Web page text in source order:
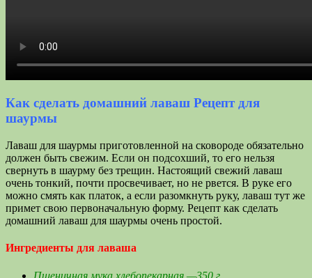
Как сделать домашний лаваш Рецепт для
шаурмы
Лаваш для шаурмы приготовленной на сковороде обязательно
должен быть свежим. Если он подсохший, то его нельзя
свернуть в шаурму без трещин. Настоящий свежий лаваш
очень тонкий, почти просвечивает, но не рвется. В руке его
можно смять как платок, а если разомкнуть руку, лаваш тут же
примет свою первоначальную форму. Рецепт как сделать
домашний лаваш для шаурмы очень простой.
Ингредиенты для лаваша
Пшеничная мука хлебопекарная —350 г